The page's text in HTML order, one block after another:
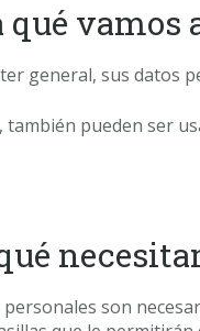
qué vamos
general, sus datos
también pueden ser
personales son